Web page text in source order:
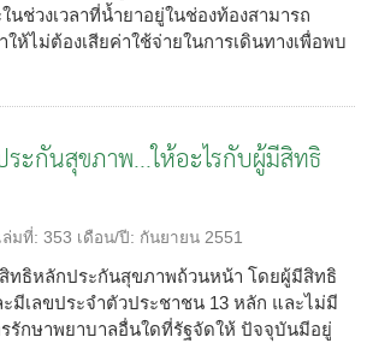
นช่วงเวลาที่น้ำยาอยู่ในช่องท้องสามารถ
ห้ไม่ต้องเสียค่าใช้จ่ายในการเดินทางเพื่อพบ
ะกันสุขภาพ...ให้อะไรกับผู้มีสิทธิ
ล่มที่: 353 เดือน/ปี: กันยายน 2551
ทธิหลักประกันสุขภาพถ้วนหน้า โดยผู้มีสิทธิ
มีเลขประจำตัวประชาชน 13 หลัก และไม่มี
รักษาพยาบาลอื่นใดที่รัฐจัดให้ ปัจจุบันมีอยู่